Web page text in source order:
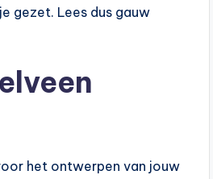
gezet. Lees dus gauw
het ontwerpen van jouw